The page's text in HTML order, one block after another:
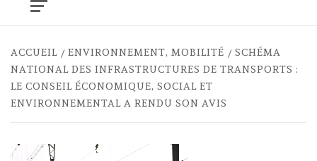
Menu
ACCUEIL ENVIRONNEMENT, MOBILITÉ
SCHÉMA
NATIONAL DES INFRASTRUCTURES DE TRANSPORTS :
LE CONSEIL ÉCONOMIQUE, SOCIAL ET
ENVIRONNEMENTAL A RENDU SON AVIS